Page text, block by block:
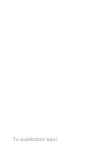
Tu publicidad aquí